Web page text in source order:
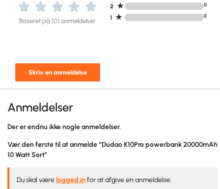
Baseret på (0) anmeldelser
Skriv en anmeldelse
2 ★ 0
1 ★ 0
Anmeldelser
Der er endnu ikke nogle anmeldelser.
Vær den første til at anmelde “Dudao K10Pro powerbank 20000mAh
10 Watt Sort”
Du skal være logged infor at afgive en anmeldelse.